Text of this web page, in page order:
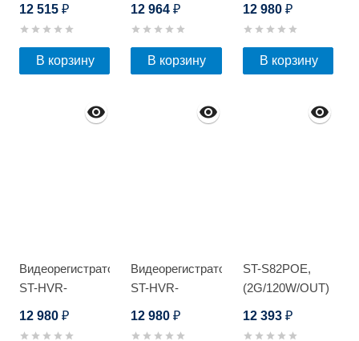
12 515 ₽
В корзину
12 964₽
В корзину
12 980 ₽
В корзину
Видеорегистратор
ST-HVR-
12 980 ₽
Видеорегистратор
ST-HVR-
12 980₽
ST-S82POE,
(2G/120W/OUT)
12 393 ₽